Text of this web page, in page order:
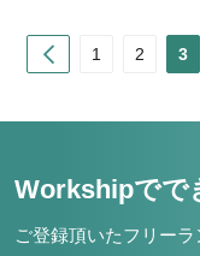
Prev1 2 3
Workshipでで
ご登録頂いたフリー